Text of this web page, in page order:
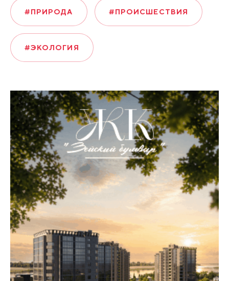
#ПРИРОДА #ПРОИСШЕСТВИЯ
#ЭКОЛОГИЯ